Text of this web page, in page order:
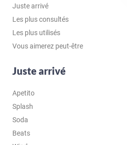
Juste arrivé
Les plus consultés
Les plus utilisés
Vous aimerez peut-être
Juste arrivé
Apetito
Splash
Soda
Beats